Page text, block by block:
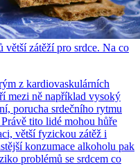
zátěží pro srdce. Na co
z kardiovaskulárních
mezi ně například vysoký
porucha srdečního rytmu
tito lidé mohou hůře
větší fyzickou zátěž i
konzumace alkoholu pak
problémů se srdcem co